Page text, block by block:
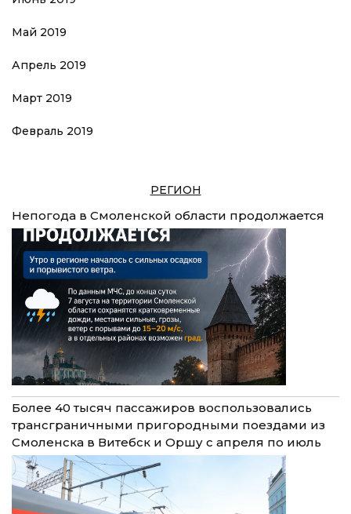
Май 2019
Апрель 2019
Март 2019
Февраль 2019
РЕГИОН
Непогода в Смоленской области продолжается
Более 40 тысяч пассажиров воспользовались
трансграничными пригородными поездами из
Смоленска в Витебск и Оршу с апреля по июль